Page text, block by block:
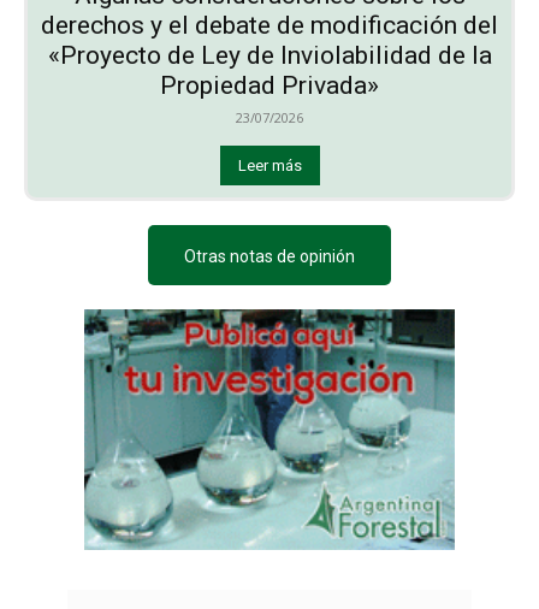
derechos y el debate de modificación del
«Proyecto de Ley de Inviolabilidad de la
Propiedad Privada»
23/07/2026
Leer más
Otras notas de opinión